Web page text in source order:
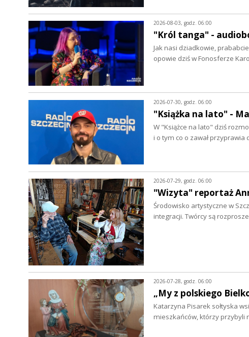
2026-08-03, godz. 06:00
"Król tanga" -
Jak nasi dziadkowie,
opowie dziś w Fonosferze
2026-07-30, godz. 06:00
"Książka na lato" -
W "Książce na lato" dziś
i o tym co o zawał
2026-07-29, godz. 06:00
"Wizyta" reportaż
Środowisko artystyczne w
integracji. Twórcy są
2026-07-28, godz. 06:00
„My z polskiego
Katarzyna Pisarek sołtyska
mieszkańców, którzy przybyli